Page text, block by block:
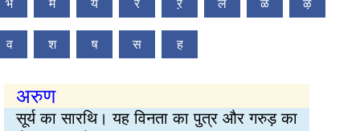
भ म य र ऱ ल ळ ऴ
व श ष स ह
अरुण
सूर्य का सारथि। यह विनता का पुत्र और गरुड़ का